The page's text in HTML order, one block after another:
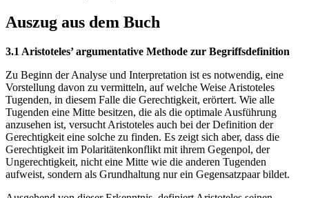
Auszug aus dem Buch
3.1 Aristoteles’ argumentative Methode zur Begriffsdefinition
Zu Beginn der Analyse und Interpretation ist es notwendig, eine
Vorstellung davon zu vermitteln, auf welche Weise Aristoteles
Tugenden, in diesem Falle die Gerechtigkeit, erörtert. Wie alle
Tugenden eine Mitte besitzen, die als die optimale Ausführung
anzusehen ist, versucht Aristoteles auch bei der Definition der
Gerechtigkeit eine solche zu finden. Es zeigt sich aber, dass die
Gerechtigkeit im Polaritätenkonflikt mit ihrem Gegenpol, der
Ungerechtigkeit, nicht eine Mitte wie die anderen Tugenden
aufweist, sondern als Grundhaltung nur ein Gegensatzpaar bildet.